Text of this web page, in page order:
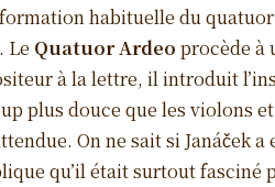
habituelle du
Le Quatuor Ardeo procède à
à la lettre, il introduit
plus douce que les violons
On ne sait si Janáček
qu’il était surtout fasciné